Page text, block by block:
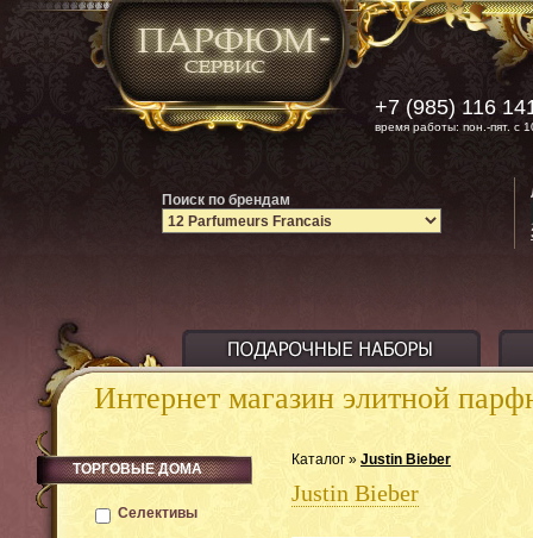
Интернет магазин элитной
Каталог » Justin Bieber
Justin Bieber
ТОРГОВЫЕ ДОМА
Селективы
+7 (985) 116
время работы: пон.-пят. с
Поиск по брендам